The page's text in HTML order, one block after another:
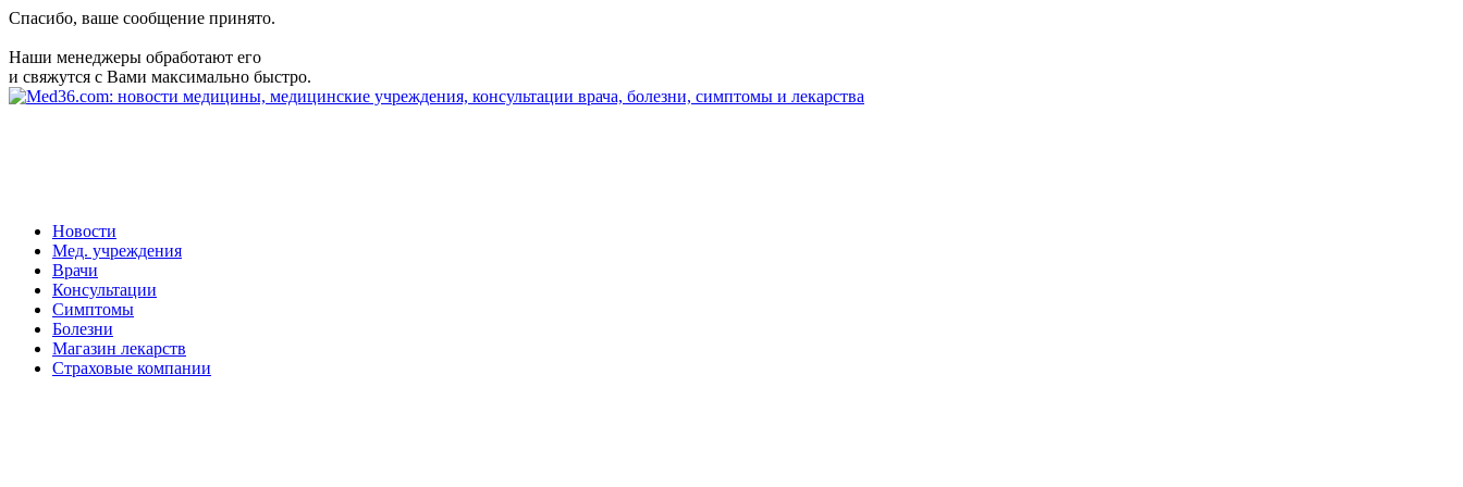
Спасибо, ваше сообщение принято.
Наши менеджеры обработают его
и свяжутся с Вами максимально быстро.
Новости
Мед. учреждения
Врачи
Консультации
Симптомы
Болезни
Магазин лекарств
Страховые компании